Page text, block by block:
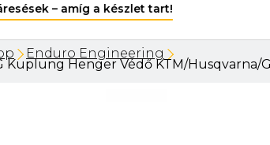
30.000 Ft felett ingyenes szállítás
Enduro Engineering
Kuplung Henger Védő KTM/Husqvarna/